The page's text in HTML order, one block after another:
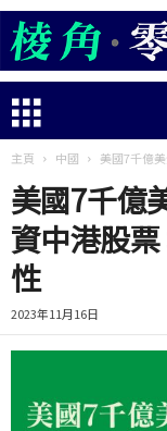
主頁 中國 美國7千億
美國7千億
資中港股
性
2023年11月16日